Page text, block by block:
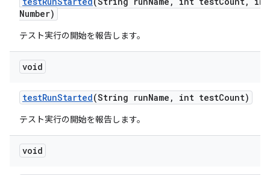
Number)
テスト実行の開始を報告します。
void
testRunStarted(String runName , int testCount)
テスト実行の開始を報告します。
void